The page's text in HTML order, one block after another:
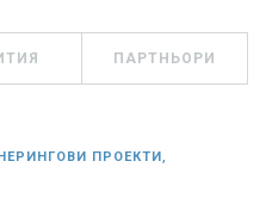
ПАРТНЬОРИ
ПРОЕКТИ,